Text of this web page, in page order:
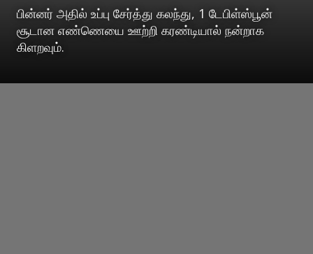
பின்னர் அதில் உப்பு சேர்த்து கலந்து, 1 டேபிள்ஸ்பூன்
சூடான எண்ணெயை ஊற்றி கரண்டியால் நன்றாக
கிளறவும்.